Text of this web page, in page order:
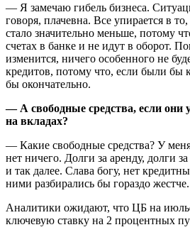
— Я замечаю гибель бизнеса.
говоря, плачевна. Все упирается в
стало значительно меньше, потому
счетах в банке и не идут в оборот.
изменится, ничего особенного не
кредитов, потому что, если были бы
бы окончательно.
— А свободные средства, если они
на вкладах?
— Какие свободные средства? У
нет ничего. Долги за аренду, долги
и так далее. Слава богу, нет
ними разбирались бы гораздо жестче.
Аналитики ожидают, что ЦБ на
ключевую ставку на 2 процентных